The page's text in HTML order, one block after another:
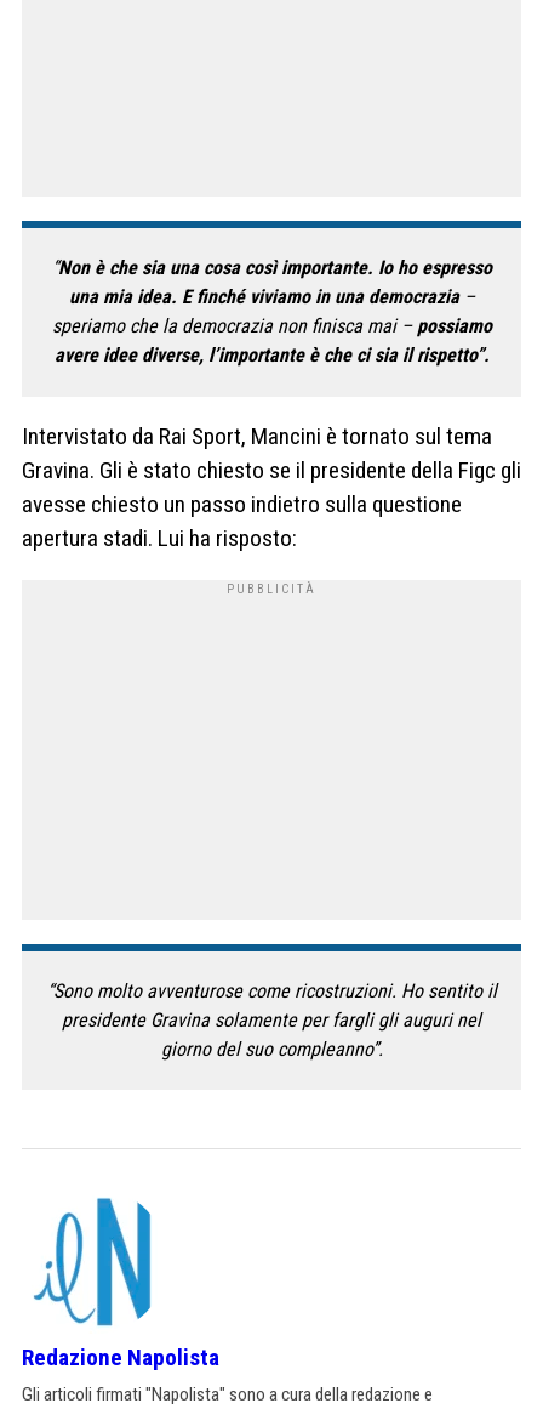
“Non è che sia una cosa così importante. Io ho espresso
una mia idea. E finché viviamo in una democrazia–
speriamo che la democrazia non finisca mai – possiamo
avere idee diverse, l’importante è che ci sia il rispetto”.
Intervistato da Rai Sport, Mancini è tornato sul tema
Gravina. Gli è stato chiesto se il presidente della Figc gli
avesse chiesto un passo indietro sulla questione
apertura stadi. Lui ha risposto:
“Sono molto avventurose come ricostruzioni. Ho sentito il
presidente Gravina solamente per fargli gli auguri nel
giorno del suo compleanno”.
Redazione Napolista
Gli articoli firmati "Napolista" sono a cura della redazione e